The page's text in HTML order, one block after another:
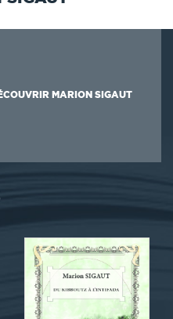
MARION SIGAUT